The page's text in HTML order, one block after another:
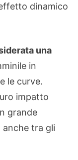
dinamico
una
in
le curve.
impatto
grande
tra gli